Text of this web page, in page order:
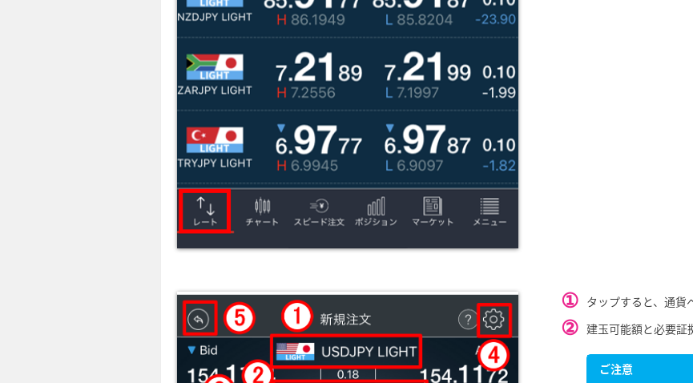
① タップすると、通貨
② 建玉可能額と必要証
ご注意